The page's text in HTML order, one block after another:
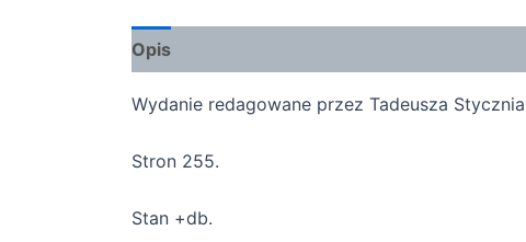
Opis
Wydanie redagowane przez Tadeusza
Stron 255.
Stan +db.